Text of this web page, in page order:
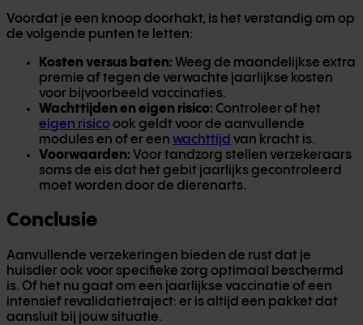
Voordat je een knoop doorhakt, is het verstandig om op
de volgende punten te letten:
Kosten versus baten: Weeg de maandelijkse extra
premie af tegen de verwachte jaarlijkse kosten
voor bijvoorbeeld vaccinaties.
Wachttijden en eigen risico: Controleer of het
eigen risicoook geldt voor de aanvullende
modules en of er een wachttijd van kracht is.
Voorwaarden: Voor tandzorg stellen verzekeraars
soms de eis dat het gebit jaarlijks gecontroleerd
moet worden door de dierenarts.
Conclusie
Aanvullende verzekeringen bieden de rust dat je
huisdier ook voor specifieke zorg optimaal beschermd
is. Of het nu gaat om een jaarlijkse vaccinatie of een
intensief revalidatietraject: er is altijd een pakket dat
aansluit bij jouw situatie.